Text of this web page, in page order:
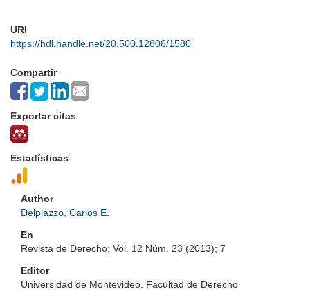
URI
https://hdl.handle.net/20.500.12806/1580
Compartir
Exportar citas
Estadísticas
Author
Delpiazzo, Carlos E.
En
Revista de Derecho; Vol. 12 Núm. 23 (2013); 7
Editor
Universidad de Montevideo. Facultad de Derecho